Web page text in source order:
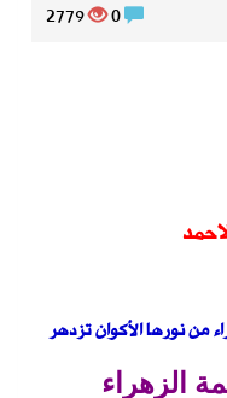
2779
من نورها الأكوانتزدهر